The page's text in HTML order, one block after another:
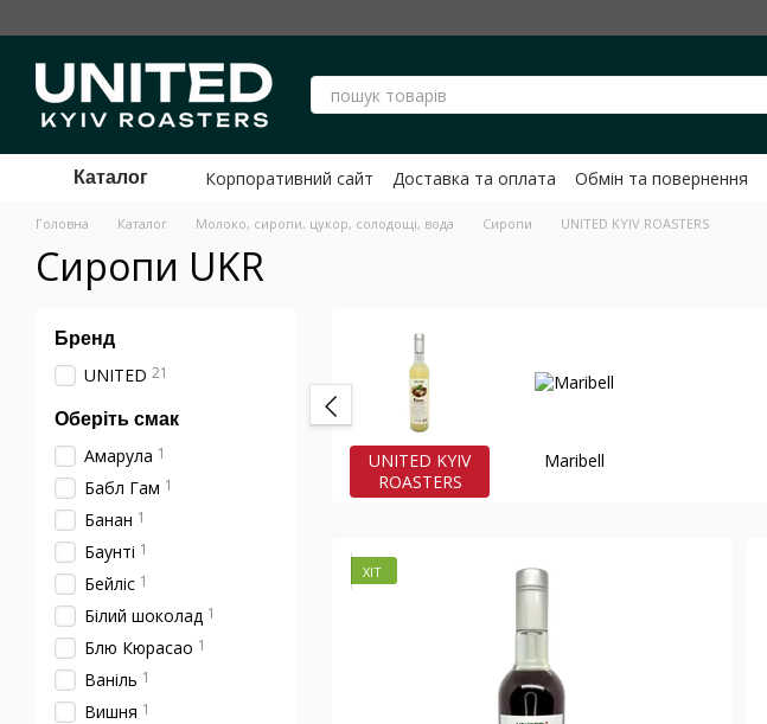
Каталог Корпоративний сайт Доставка та оплата Обмін та повернення
Головна Каталог Молоко, сиропи, цукор, солодощі, вода Сиропи UNITED KYIV ROASTERS
Сиропи UKR
UNITED KYIV
ROASTERS
Maribell
ХІТ
Бренд
UNITED 21
Оберіть смак
Амарула 1
Бабл Гам 1
Банан 1
Баунті 1
Бейліс 1
Білий шоколад 1
Блю Кюрасао 1
Ваніль 1
Вишня 1